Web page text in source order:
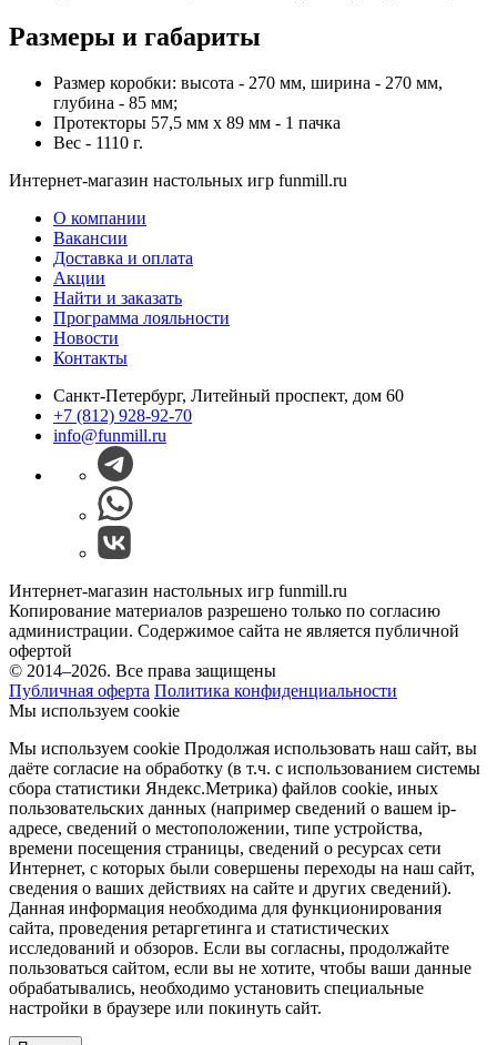
Размеры и габариты
Размер коробки: высота - 270 мм, ширина - 270 мм,
глубина - 85 мм;
Протекторы 57,5 мм х 89 мм - 1 пачка
Вес - 1110 г.
Интернет-магазин настольных игр funmill.ru
О компании
Вакансии
Доставка и оплата
Акции
Найти и заказать
Программа лояльности
Новости
Контакты
Санкт-Петербург, Литейный проспект, дом 60
+7 (812) 928-92-70
info@funmill.ru
Интернет-магазин настольных игр funmill.ru
Копирование материалов разрешено только по согласию
администрации. Содержимое сайта не является публичной
офертой
© 2014–2026. Все права защищены
Публичная оферта Политика конфиденциальности
Мы используем cookie
Мы используем cookie Продолжая использовать наш cайт, вы
даёте согласие на обработку (в т.ч. с использованием системы
сбора статистики Яндекс.Метрика) файлов cookie, иных
пользовательских данных (например сведений о вашем ip-
адресе, сведений о местоположении, типе устройства,
времени посещения страницы, сведений о ресурсах сети
Интернет, с которых были совершены переходы на наш сайт,
сведения о ваших действиях на сайте и других сведений).
Данная информация необходима для функционирования
сайта, проведения ретаргетинга и статистических
исследований и обзоров. Если вы согласны, продолжайте
пользоваться сайтом, если вы не хотите, чтобы ваши данные
обрабатывались, необходимо установить специальные
настройки в браузере или покинуть сайт.